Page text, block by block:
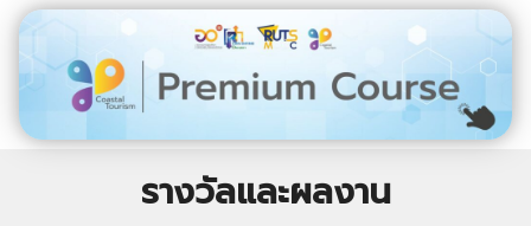
รางวัลและผลงาน